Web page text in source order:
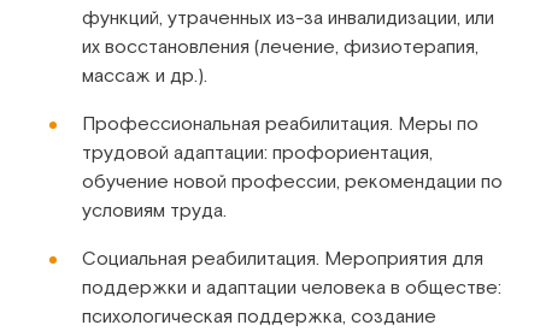
функций, утраченных из-за инвалидизации, или
их восстановления (лечение, физиотерапия,
массаж и др.).
Профессиональная реабилитация. Меры по
трудовой адаптации: профориентация,
обучение новой профессии, рекомендации по
условиям труда.
Социальная реабилитация. Мероприятия для
поддержки и адаптации человека в обществе:
психологическая поддержка, создание